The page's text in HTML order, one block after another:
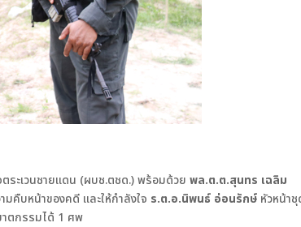
ระเวนชายแดน (ผบช.ตชด.) พร้อมด้วยพล.ต.ต.สุนทร เฉลิม
คืบหน้าของคดี และให้กำลังใจ ร.ต.อ.นิพนธ์ อ่อนรักษ์ หัวหน้าชุ
ตกรรมได้ 1 ศพ